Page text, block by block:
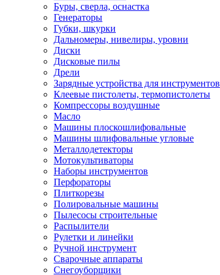
Буры, сверла, оснастка
Генераторы
Губки, шкурки
Дальномеры, нивелиры, уровни
Диски
Дисковые пилы
Дрели
Зарядные устройства для инструментов
Клеевые пистолеты, термопистолеты
Компрессоры воздушные
Масло
Машины плоскошлифовальные
Машины шлифовальные угловые
Металлодетекторы
Мотокультиваторы
Наборы инструментов
Перфораторы
Плиткорезы
Полировальные машины
Пылесосы строительные
Распылители
Рулетки и линейки
Ручной инструмент
Сварочные аппараты
Снегоуборщики